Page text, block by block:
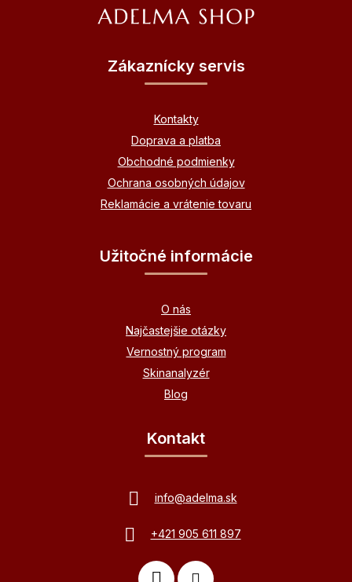
Zákaznícky servis
Kontakty
Doprava a platba
Obchodné podmienky
Ochrana osobných údajov
Reklamácie a vrátenie tovaru
Užitočné informácie
O nás
Najčastejšie otázky
Vernostný program
Skinanalyzér
Blog
Kontakt
info@adelma.sk
+421 905 611 897